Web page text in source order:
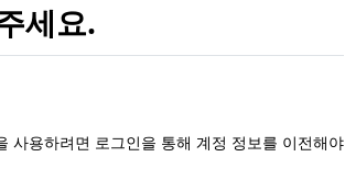
세요.
사용하려면 로그인을 통해 계정 정보를 이전해야